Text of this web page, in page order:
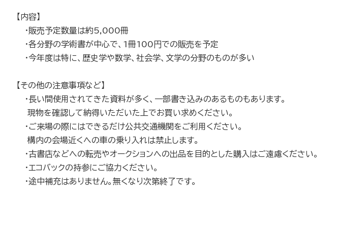
【内容】
・販売予定数量は約5,000冊
・各分野の学術書が中心で、1冊100円での販売を予定
・今年度は特に、歴史学や数学、社会学、文学の分野のものが多い
【その他の注意事項など】
・長い間使用されてきた資料が多く、一部書き込みのあるものもあります。
現物を確認して納得いただいた上でお買い求めください。
・ご来場の際にはできるだけ公共交通機関をご利用ください。
構内の会場近くへの車の乗り入れは禁止します。
・古書店などへの転売やオークションへの出品を目的とした購入はご遠慮ください。
・エコバックの持参にご協力ください。
・途中補充はありません。無くなり次第終了です。